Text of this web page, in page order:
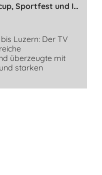
Schnellster Seetaler, Kidscup, Sportfest und ILV
Luzern: Der TV
überzeugte mit
starken